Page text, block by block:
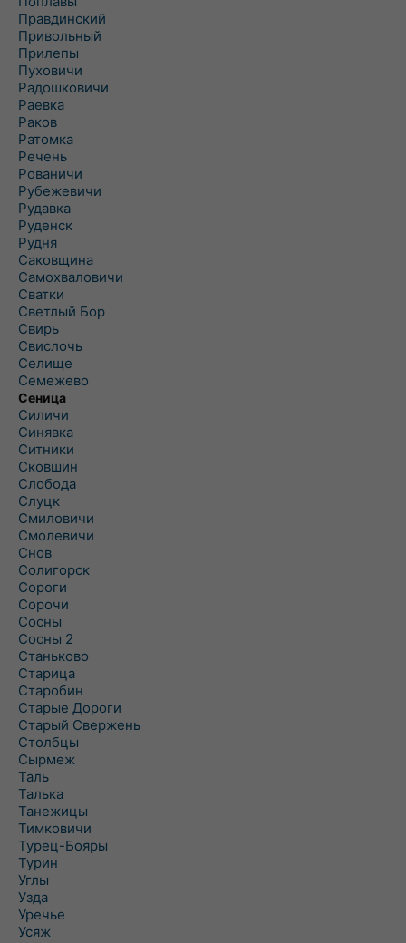
Правдинский
Привольный
Прилепы
Пуховичи
Радошковичи
Раевка
Раков
Ратомка
Речень
Рованичи
Рубежевичи
Рудавка
Руденск
Рудня
Саковщина
Самохваловичи
Сватки
Светлый Бор
Свирь
Свислочь
Селище
Семежево
Сеница
Силичи
Синявка
Ситники
Сковшин
Слобода
Слуцк
Смиловичи
Смолевичи
Снов
Солигорск
Сороги
Сорочи
Сосны
Сосны 2
Станьково
Старица
Старобин
Старые Дороги
Старый Свержень
Столбцы
Сырмеж
Таль
Талька
Танежицы
Тимковичи
Турец-Бояры
Турин
Углы
Узда
Уречье
Усяж